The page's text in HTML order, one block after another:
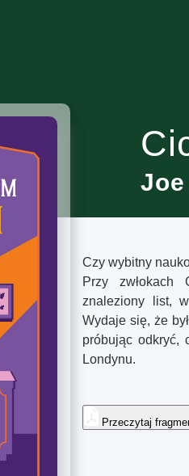
Czy wybitny
Przy zwłokach
znaleziony list,
Wydaje się, że
próbując odkryć,
Londynu.
Przeczytaj